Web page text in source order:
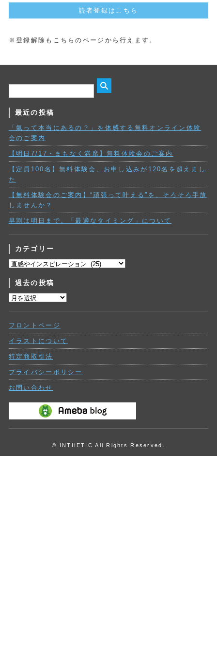
読者登録はこちら
※登録解除もこちらのページから行えます。
最近の投稿
「氣って本当にあるの？」を体感する無料オンライン体験
会のご案内
【明日7/17・まもなく満席】無料体験会のご案内
【定員100名】無料体験会、お申し込みが120名を超えまし
た
【無料体験会のご案内】“頑張って叶える”を、そろそろ手放
しませんか？
早割は明日まで。「最適なタイミング」について
カテゴリー
カ
ゴ
リ
ー
過去の投稿
過
投
稿
フロントページ
イラストについて
特定商取引法
プライバシーポリシー
お問い合わせ
© INTHETIC All Rights Reserved.